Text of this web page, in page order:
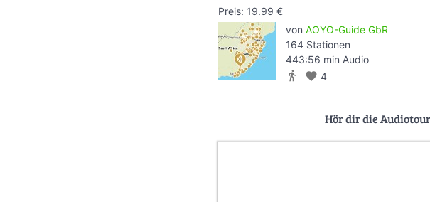
Preis: 19.99 €
von AOYO-Guide GbR
164 Stationen
443:56 min Audio
directions_walk favorite 4
Hör dir die